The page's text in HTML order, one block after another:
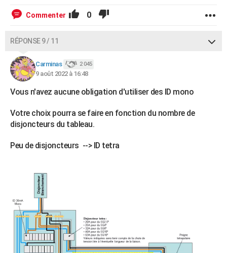
Commenter 0
RÉPONSE 9 / 11
Carminas 2 045
9 août 2022 à 16:48
Vous n'avez aucune obligation d'utiliser des ID mono
Votre choix pourra se faire en fonction du nombre de
disjoncteurs du tableau.
Peu de disjoncteurs --> ID tetra